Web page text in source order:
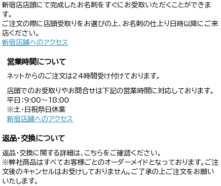
新宿店店頭にて完成したお名刺をすぐにお受取いただくことができま
す。
ご注文の際に店頭受取りをお選びの上、お名刺の仕上り日時以降にご来
店ください。
新宿店舗へのアクセス
営業時間について
ネットからのご注文は24時間受け付けております。
店頭でのお受取りやお問合せは下記の営業時間に対応しております。
平日：9:00〜18:00
※土・日祝祭日休業
新宿店舗へのアクセス
返品・交換について
返品・交換に関する詳細は、こちらをご確認ください。
※弊社商品はすべてお客様ごとのオーダーメイドとなっております。ご注
文後のキャンセルはお受けしておりません。ご了承の上ご注文をお願い
いたします。